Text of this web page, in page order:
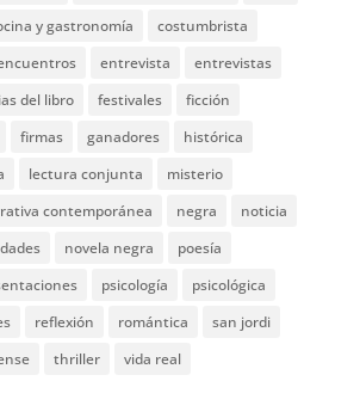
y gastronomía
costumbrista
entrevista
entrevistas
del libro festivales
ficción
firmas ganadores
histórica
lectura conjunta
misterio
contemporánea negra
noticia
novela negra
poesía
psicología
psicológica
reflexión romántica
san jordi
thriller vida real